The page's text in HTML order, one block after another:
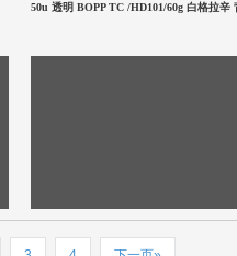
50u 透明 BOPP TC /HD101/60g 白格拉辛